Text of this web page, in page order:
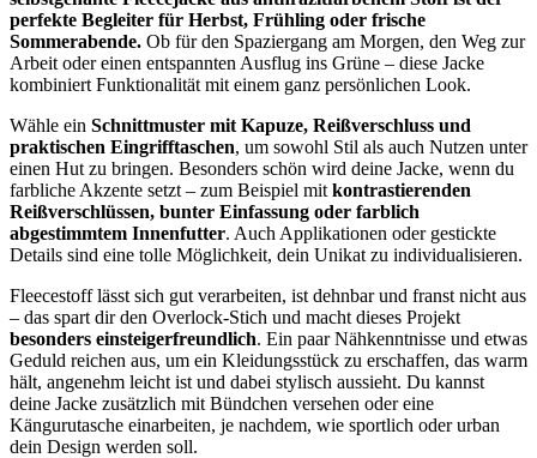
perfekte Begleiter für Herbst, Frühling oder frische
Sommerabende. Ob für den Spaziergang am Morgen, den Weg zur
Arbeit oder einen entspannten Ausflug ins Grüne – diese Jacke
kombiniert Funktionalität mit einem ganz persönlichen Look.
Wähle ein Schnittmuster mit Kapuze, Reißverschluss und
praktischen Eingrifftaschen, um sowohl Stil als auch Nutzen unter
einen Hut zu bringen. Besonders schön wird deine Jacke, wenn du
farbliche Akzente setzt – zum Beispiel mit kontrastierenden
Reißverschlüssen, bunter Einfassung oder farblich
abgestimmtem Innenfutter. Auch Applikationen oder gestickte
Details sind eine tolle Möglichkeit, dein Unikat zu individualisieren.
Fleecestoff lässt sich gut verarbeiten, ist dehnbar und franst nicht aus
– das spart dir den Overlock-Stich und macht dieses Projekt
besonders einsteigerfreundlich. Ein paar Nähkenntnisse und etwas
Geduld reichen aus, um ein Kleidungsstück zu erschaffen, das warm
hält, angenehm leicht ist und dabei stylisch aussieht. Du kannst
deine Jacke zusätzlich mit Bündchen versehen oder eine
Kängurutasche einarbeiten, je nachdem, wie sportlich oder urban
dein Design werden soll.